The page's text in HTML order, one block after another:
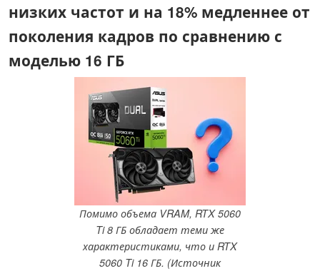
низких частот и на 18% медленнее от
поколения кадров по сравнению с
моделью 16 ГБ
Помимо объема VRAM, RTX 5060
Ti 8 ГБ обладает теми же
характеристиками, что и RTX
5060 Ti 16 ГБ. (Источник